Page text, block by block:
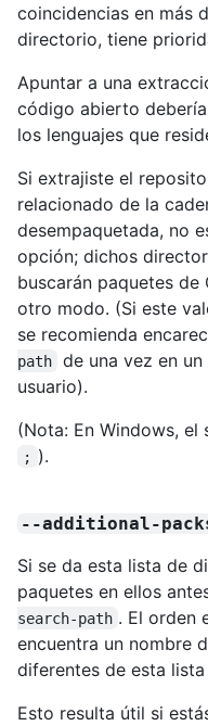
coincidencias en más
directorio, tiene
Apuntar a una
código abierto
los lenguajes que
Si extrajiste el
relacionado de la
desempaquetada, no
opción; dichos
buscarán paquetes de
otro modo. (Si este
se recomienda
path
de una vez en
usuario).
(Nota: En Windows,
; ).
--additional-
Si se da esta lista de
paquetes en ellos
search-path . El orden
encuentra un nombre
diferentes de esta lista
Esto resulta útil si